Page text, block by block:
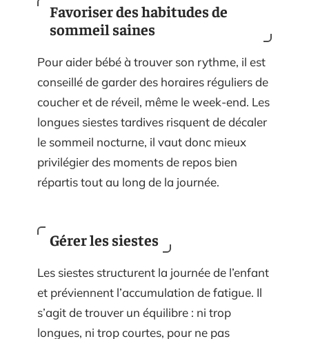
Favoriser des habitudes de
sommeil saines
Pour aider bébé à trouver son rythme, il est
conseillé de garder des horaires réguliers de
coucher et de réveil, même le week-end. Les
longues siestes tardives risquent de décaler
le sommeil nocturne, il vaut donc mieux
privilégier des moments de repos bien
répartis tout au long de la journée.
Gérer les siestes
Les siestes structurent la journée de l’enfant
et préviennent l’accumulation de fatigue. Il
s’agit de trouver un équilibre : ni trop
longues, ni trop courtes, pour ne pas